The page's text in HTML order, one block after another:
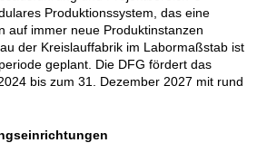
Produktionssystem, das eine
auf immer neue Produktinstanzen
der Kreislauffabrik im Labormaßstab ist
geplant. Die DFG fördert das
bis zum 31. Dezember 2027 mit rund